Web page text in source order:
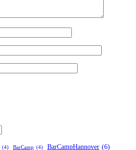
(4) BarCamp (4) BarCampHannover (6)